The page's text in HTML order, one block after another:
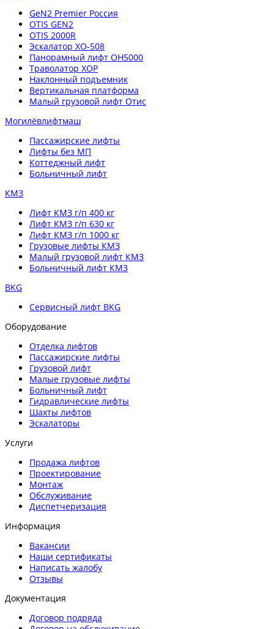
GeN2 Premier Россия
OTIS GEN2
OTIS 2000R
Эскалатор XO-508
Панорамный лифт OH5000
Траволатор XOP
Наклонный подъемник
Вертикальная платформа
Малый грузовой лифт Отис
Могилёвлифтмаш
Пассажирские лифты
Лифты без МП
Коттеджный лифт
Больничный лифт
КМЗ
Лифт КМЗ г/п 400 кг
Лифт КМЗ г/п 630 кг
Лифт КМЗ г/п 1000 кг
Грузовые лифты КМЗ
Малый грузовой лифт КМЗ
Больничный лифт КМЗ
BKG
Сервисный лифт BKG
Оборудование
Отделка лифтов
Пассажирские лифты
Грузовой лифт
Малые грузовые лифты
Больничный лифт
Гидравлические лифты
Шахты лифтов
Эскалаторы
Услуги
Продажа лифтов
Проектирование
Монтаж
Обслуживание
Диспетчеризация
Информация
Вакансии
Наши сертификаты
Написать жалобу
Отзывы
Документация
Договор подряда